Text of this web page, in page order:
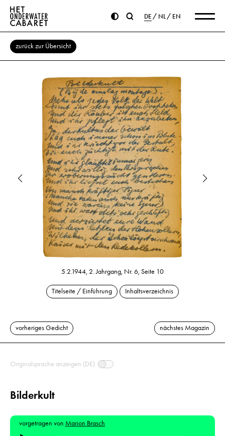
DE NL EN
zurück zur Übersicht
5.2.1944, 2. Jahrgang, Nr. 6, Seite 10
Titelseite / Einführung Inhaltsverzeichnis
vorheriges Gedicht nächstes Magazin
Originalsprache anzeigen (DE)
Bilderkult
vorgetragen von Marion Brasch